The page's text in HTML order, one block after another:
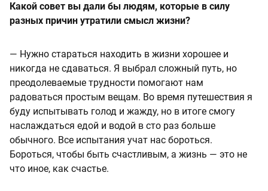
Какой совет вы дали бы людям, которые в силу
разных причин утратили смысл жизни?
— Нужно стараться находить в жизни хорошее и
никогда не сдаваться. Я выбрал сложный путь, но
преодолеваемые трудности помогают нам
радоваться простым вещам. Во время путешествия я
буду испытывать голод и жажду, но в итоге смогу
наслаждаться едой и водой в сто раз больше
обычного. Все испытания учат нас бороться.
Бороться, чтобы быть счастливым, а жизнь — это не
что иное, как счастье.